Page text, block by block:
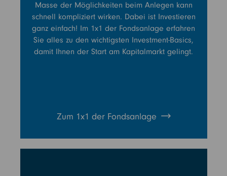
Masse der Möglichkeiten beim Anlegen kann
schnell kompliziert wirken. Dabei ist Investieren
ganz einfach! Im 1x1 der Fondsanlage erfahren
Sie alles zu den wichtigsten Investment-Basics,
damit Ihnen der Start am Kapitalmarkt gelingt.
Zum 1x1 der Fondsanlage